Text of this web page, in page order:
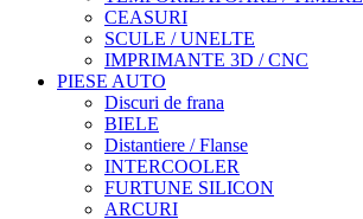
CEASURI
SCULE / UNELTE
IMPRIMANTE 3D / CNC
PIESE AUTO
Discuri de frana
BIELE
Distantiere / Flanse
INTERCOOLER
FURTUNE SILICON
ARCURI